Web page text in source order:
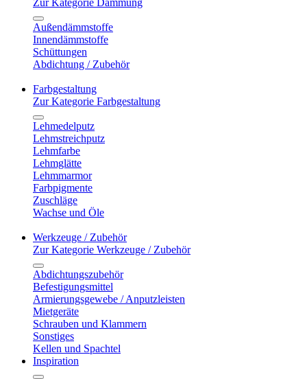
Zur Kategorie Dämmung
Außendämmstoffe
Innendämmstoffe
Schüttungen
Abdichtung / Zubehör
Farbgestaltung
Zur Kategorie Farbgestaltung
Lehmedelputz
Lehmstreichputz
Lehmfarbe
Lehmglätte
Lehmmarmor
Farbpigmente
Zuschläge
Wachse und Öle
Werkzeuge / Zubehör
Zur Kategorie Werkzeuge / Zubehör
Abdichtungszubehör
Befestigungsmittel
Armierungsgewebe / Anputzleisten
Mietgeräte
Schrauben und Klammern
Sonstiges
Kellen und Spachtel
Inspiration